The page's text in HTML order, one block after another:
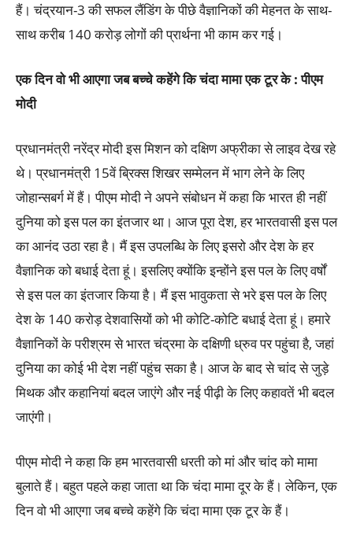
हैं। चंद्रयान-3 की सफल लैंडिंग के पीछे वैज्ञानिकों की मेहनत के साथ-
साथ करीब 140 करोड़ लोगों की प्रार्थना भी काम कर गई।
एक दिन वो भी आएगा जब बच्चे कहेंगे कि चंदा मामा एक टूर के : पीएम
मोदी
प्रधानमंत्री नरेंद्र मोदी इस मिशन को दक्षिण अफ्रीका से लाइव देख रहे
थे। प्रधानमंत्री 15वें ब्रिक्स शिखर सम्मेलन में भाग लेने के लिए
जोहान्सबर्ग में हैं। पीएम मोदी ने अपने संबोधन में कहा कि भारत ही नहीं
दुनिया को इस पल का इंतजार था। आज पूरा देश, हर भारतवासी इस पल
का आनंद उठा रहा है। मैं इस उपलब्धि के लिए इसरो और देश के हर
वैज्ञानिक को बधाई देता हूं। इसलिए क्योंकि इन्होंने इस पल के लिए वर्षों
से इस पल का इंतजार किया है। मैं इस भावुकता से भरे इस पल के लिए
देश के 140 करोड़ देशवासियों को भी कोटि-कोटि बधाई देता हूं। हमारे
वैज्ञानिकों के परीश्रम से भारत चंद्रमा के दक्षिणी ध्रुव पर पहुंचा है, जहां
दुनिया का कोई भी देश नहीं पहुंच सका है। आज के बाद से चांद से जुड़े
मिथक और कहानियां बदल जाएंगे और नई पीढ़ी के लिए कहावतें भी बदल
जाएंगी।
पीएम मोदी ने कहा कि हम भारतवासी धरती को मां और चांद को मामा
बुलाते हैं। बहुत पहले कहा जाता था कि चंदा मामा दूर के हैं। लेकिन, एक
दिन वो भी आएगा जब बच्चे कहेंगे कि चंदा मामा एक टूर के हैं।